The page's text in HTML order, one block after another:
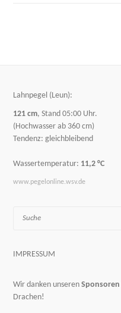
Lahnpegel (Leun):
121 cm, Stand 05:00 Uhr.
(Hochwasser ab 360 cm)
Tendenz: gleichbleibend
Wassertemperatur: 11,2 °C
www.pegelonline.wsv.de
IMPRESSUM
Wir danken unserenSponsoren
Drachen!